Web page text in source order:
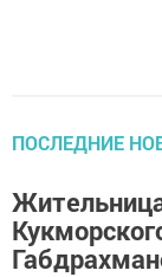
ПОСЛЕДНИЕ